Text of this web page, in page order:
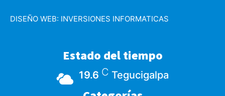
DISEÑO WEB: INVERSIONES INFORMATICAS
Estado del tiempo
19.6 C Tegucigalpa